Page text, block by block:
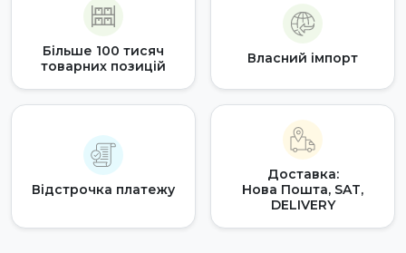
Більше 100 тисяч
товарних позицій
Власний імпорт
Відстрочка платежу
Доставка:
Нова Пошта, SAT,
DELIVERY